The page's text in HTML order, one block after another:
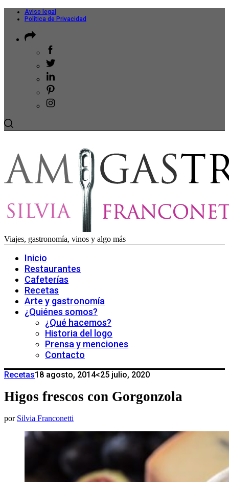
Aviso legal
Política de Privacidad
Viajes, gastronomía, vinos y algo más
Inicio
Restaurantes
Cafeterías
Recetas
Arte y gastronomía
¿Quiénes somos?
¿Qué hacemos?
Historia del logo
Prensa y menciones
Contacto
Recetas18 agosto, 2014<25 julio, 2020
Higos frescos con Gorgonzola
por Silvia Franconetti